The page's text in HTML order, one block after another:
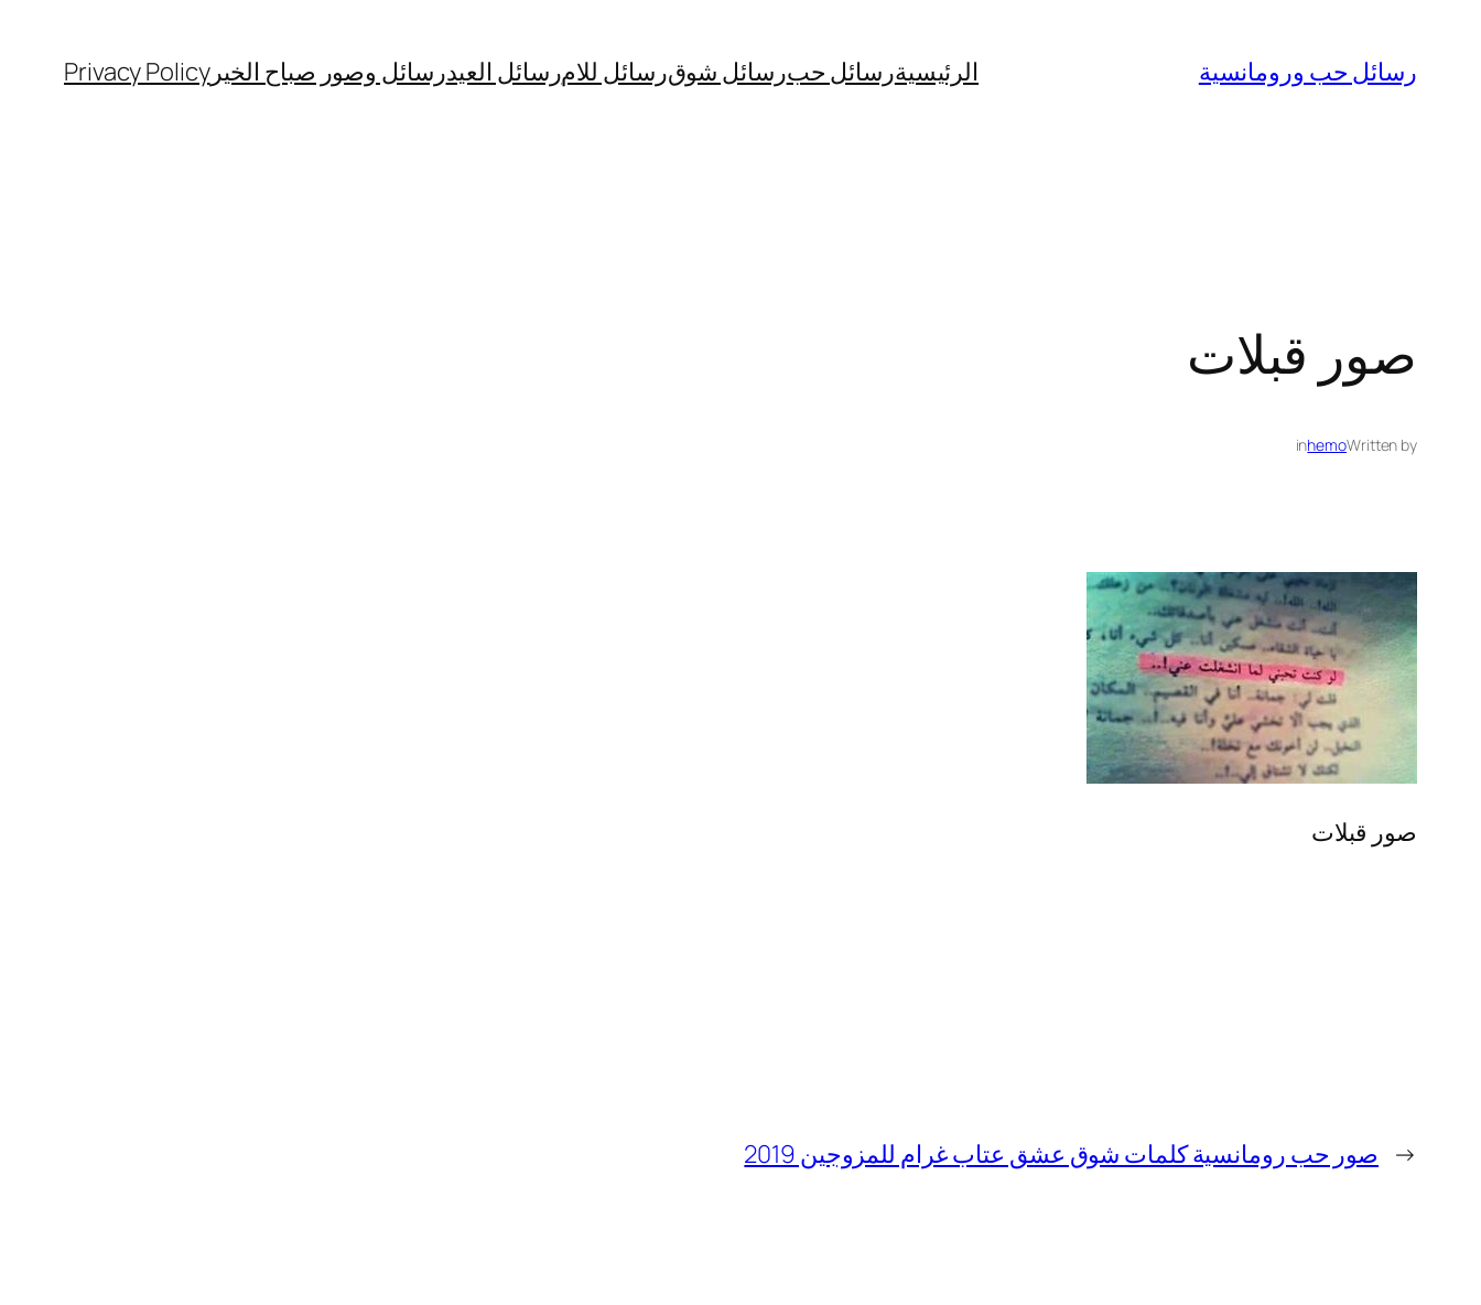
المحتوى
رسائل حب ورومانسية الرئيسيةرسائل حبرسائل شوقرسائل للامرسائل العيدرسائل وصور صباح الخيرPrivacy Policy
صور قبلات
Written by
hemo
in
صور قبلات
← صور حب رومانسية كلمات شوق عشق عتاب غرام للمزوجين 2019